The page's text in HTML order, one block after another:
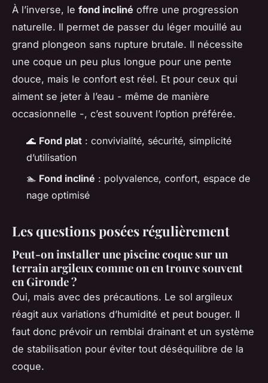
À l’inverse, le fond incliné offre une progression
naturelle. Il permet de passer du léger mouillé au
grand plongeon sans rupture brutale. Il nécessite
une coque un peu plus longue pour une pente
douce, mais le confort est réel. Et pour ceux qui
aiment se jeter à l’eau - même de manière
occasionnelle -, c’est souvent l’option préférée.
🌊 Fond plat : convivialité, sécurité, simplicité
d’utilisation
🏊 Fond incliné : polyvalence, confort, espace de
nage optimisé
Les questions posées régulièrement
Peut-on installer une piscine coque sur un
terrain argileux comme on en trouve souvent
en Gironde ?
Oui, mais avec des précautions. Le sol argileux
réagit aux variations d’humidité et peut bouger. Il
faut donc prévoir un remblai drainant et un système
de stabilisation pour éviter tout déséquilibre de la
coque.